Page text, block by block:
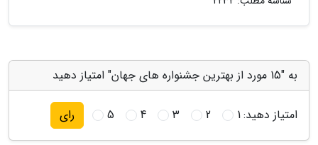
به "15 مورد از بهترین جشنواره های جهان" امتیاز دهید
امتیاز دهید:1
2
3
4
5 رای